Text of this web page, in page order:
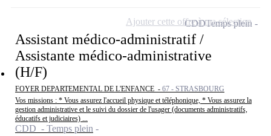
Assistant médico-administratif /
Assistante médico-administrative
(H/F)
FOYER DEPARTEMENTAL DE L'ENFANCE - 67 - STRASBOURG
Vos missions : * Vous assurez l'accueil physique et téléphonique, * Vous assurez la
gestion administrative et le suivi du dossier de l'usager (documents administratifs,
éducatifs et judiciaires) ...
CDD - Temps plein
CDDTemps plein
Ajouter cette offre à ma sélection